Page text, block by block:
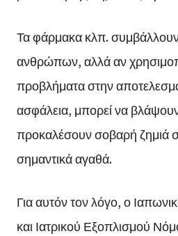
Τα φάρμακα κλπ.
ανθρώπων, αλλά αν
προβλήματα στην
ασφάλεια, μπορεί να
προκαλέσουν σοβαρή ζημιά
σημαντικά αγαθά.
Για αυτόν τον λόγο, ο
και Ιατρικού Εξοπλισμού